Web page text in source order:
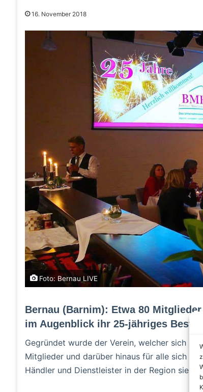
16. November 2018
Foto: Bernau LIVE
Bernau (Barnim): Etwa 80
im Augenblick ihr 25-jähriges
Gegründet wurde der Verein, welcher sich
Mitglieder und darüber hinaus für alle sich
Händler und Dienstleister in der Region